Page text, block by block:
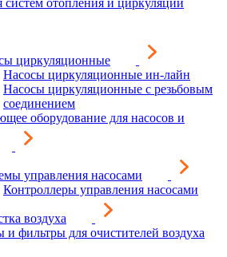
систем отопления и циркуляции
циркуляционные
Насосы циркуляционные ин-лайн
Насосы циркуляционные с резьбовым
соединением
оборудование для насосов и
управления насосами
Контроллеры управления насосами
воздуха
и фильтры для очистителей воздуха